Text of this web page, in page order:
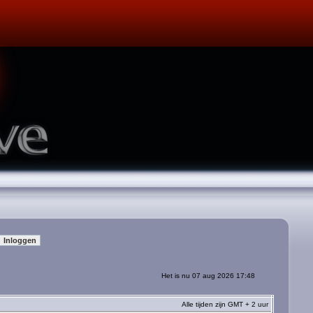
Het is nu 07 aug 2026 17:48
Alle tijden zijn GMT + 2 uur